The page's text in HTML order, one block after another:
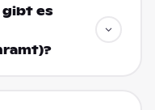
gibt es